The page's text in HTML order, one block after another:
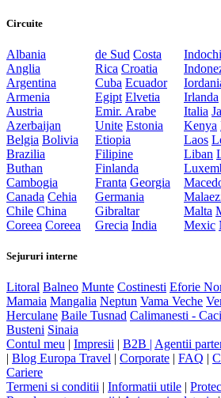
Circuite
Albania
Anglia
Argentina
Armenia
Austria
Azerbaijan
Belgia Bolivia
Brazilia
Buthan
Cambogia
Canada Cehia
Chile China
Coreea Coreea
de Sud Costa
Rica Croatia
Cuba Ecuador
Egipt Elvetia
Emir. Arabe
Unite Estonia
Etiopia
Filipine
Finlanda
Franta Georgia
Germania
Gibraltar
Grecia India
Irlanda
Italia
Kenya
Laos
Liban
Malta
Mexic
Sejururi interne
Litoral Balneo Munte Costinesti Eforie
Mamaia Mangalia Neptun Vama Veche
Herculane Baile Tusnad Calimanesti -
Busteni Sinaia
Contul meu
Impresii B2B | Agentii
Blog Europa Travel Corporate FAQ
Cariere
Termeni si conditii
Informatii utile